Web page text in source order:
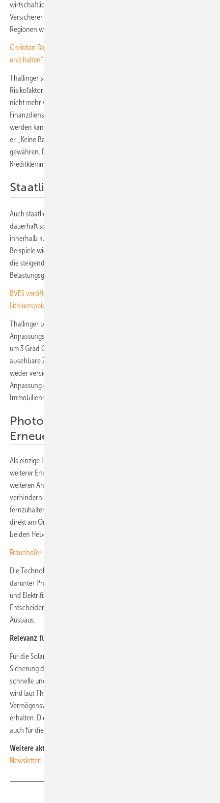
wirtschaftlich Tragbare übersteigen. Bereits heute ziehen sich
Versicherer wie State Farm und Allstate aus besonders gefährdeten
Regionen wie Kalifornien zurück.
Christian Bauer von InnoEnergy: „Strategische Industrien aufbauen
und halten“
Thallinger sieht darin keinen Einzelfall, sondern einen systemischen
Risikofaktor für das gesamte Finanzsystem. „Wenn Versicherungen
nicht mehr verfügbar sind, werden auch andere
Finanzdienstleistungen unzugänglich. Ein Haus, das nicht versichert
werden kann, kann nicht mit einer Hypothek belastet werden“, erklärt
er. „Keine Bank wird Kredite für unversicherbare Immobilien
gewähren. Die Kreditmärkte frieren ein. Das ist eine klimabedingte
Kreditklemme.“
Staatliche Hilfen stoßen an Grenzen
Auch staatliche Eingriffe könnten die Lücke laut Thallinger nicht
dauerhaft schließen. Die Kosten für mehrere Großschadensereignisse
innerhalb kurzer Zeit würden öffentliche Haushalte überfordern.
Beispiele wie die 30 Milliarden Euro Fluthilfe in Deutschland 2021 oder
die steigenden Katastrophenkosten in Australien zeigen die
Belastungsgrenzen auf.
BVES veröffentlicht neuen Sicherheitsleitfaden für große
Lithiumspeicher
Thallinger betont, dass viele Klimarisiken nicht durch
Anpassungsmaßnahmen beherrschbar seien. Ab einer Erwärmung
um 3 Grad Celsius sei eine Rückkehr zu niedrigeren Temperaturen auf
absehbare Zeit ausgeschlossen. In diesem Szenario könnten Risiken
weder versichert noch durch den Staat abgefedert oder durch
Anpassung gemindert werden. Das hätte gravierende Folgen für
Immobilienmärkte, Investitionen und die Stabilität des Finanzsystems.
Photovoltaik und andere
Erneuerbare als Lösungsweg
Als einzige Lösung sieht Thallinger die konsequente Vermeidung
weiterer Emissionen: „Es gibt nur einen Weg nach vorne: Jeden
weiteren Anstieg des Energieniveaus in der Atmosphäre zu
verhindern. Das bedeutet, Emissionen von der Atmosphäre
fernzuhalten. Das heißt, weniger Kohlenstoff zu verbrennen oder ihn
direkt am Ort der Verbrennung abzuscheiden. Dies sind die einzigen
beiden Hebel. Alles andere ist Verzögerung oder Ablenkung.“
Fraunhofer ISI: Wie Europa seine Batterieproduktion ankurbeln kann
Die Technologien für eine Umstellung auf emissionsfreie Energie –
darunter Photovoltaik, Windkraft, Batteriespeicher, grüner Wasserstoff
und Elektrifizierung – seien bereits vorhanden und skalierbar.
Entscheidend sei nun die Geschwindigkeit und der Umfang des
Ausbaus.
Relevanz für die Solarbranche
Für die Solarbranche ergibt sich daraus eine zentrale Rolle bei der
Sicherung der wirtschaftlichen und gesellschaftlichen Stabilität. Die
schnelle und großflächige Umsetzung von Photovoltaik-Projekten
wird laut Thallinger zum Schlüsselfaktor, um die Versicherbarkeit von
Vermögenswerten und die Funktionsfähigkeit des Finanzsystems zu
erhalten. Die Branche steht damit nicht nur für Klimaschutz, sondern
auch für die Zukunftsfähigkeit von Märkten und Gesellschaft. (nhp)
Weitere aktuelle News:
Newsletter!